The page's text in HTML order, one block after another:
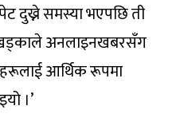
दुख्ने समस्या भएपछि ती
खड्काले अनलाइनखबरसँग
आर्थिक रूपमा
।’